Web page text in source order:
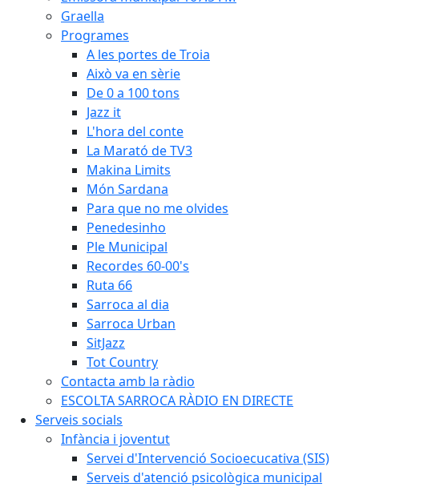
Graella
Programes
A les portes de Troia
Això va en sèrie
De 0 a 100 tons
Jazz it
L'hora del conte
La Marató de TV3
Makina Limits
Món Sardana
Para que no me olvides
Penedesinho
Ple Municipal
Recordes 60-00's
Ruta 66
Sarroca al dia
Sarroca Urban
SitJazz
Tot Country
Contacta amb la ràdio
ESCOLTA SARROCA RÀDIO EN DIRECTE
Serveis socials
Infància i joventut
Servei d'Intervenció Socioecucativa (SIS)
Serveis d'atenció psicològica municipal